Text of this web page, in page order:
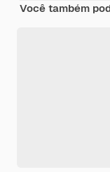
Você também